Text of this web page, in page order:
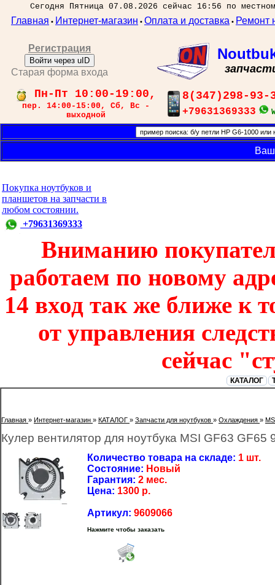
Сегодня Пятница 07.08.2026 сейчас 16:56 по
Главная • Интернет-магазин • Оплата и доставка • Ремонт
Регистрация
Войти через uID
Старая форма входа
Пн-Пт 10:00-19:00,
пер. 14:00-15:00, Сб, Вс -
выходной
8(347)298-93-
+79631369333
Покупка ноутбуков и
планшетов на запчасти в
любом состоянии.
+79631369333
Вниманию
работаем по новому
14 вход так же ближе к
от управления
сейчас
КАТАЛОГ
Главная » Интернет-магазин » КАТАЛОГ » Запчасти для ноутбуков » Охлаждения »
Кулер вентилятор для ноутбука MSI GF63 GF65
Количество товара на складе: 1 шт.
Состояние: Новый
Гарантия: 2 мес.
Цена: 1300 р.
Артикул: 9609066
Нажмите чтобы заказать